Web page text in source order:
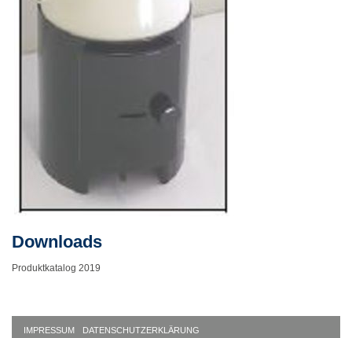
Downloads
Produktkatalog 2019
IMPRESSUM DATENSCHUTZERKLÄRUNG